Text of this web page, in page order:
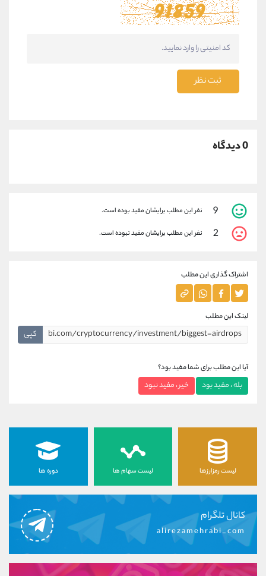
ثبت نظر
0 دیدگاه
9 نفر این مطلب برایشان مفید بوده است.
2 نفر این مطلب برایشان مفید نبوده است.
اشتراک گذاری این مطلب
لینک این مطلب
کپی
آیا این مطلب برای شما مفید بود؟
بله ، مفید بود خیر ، مفید نبود
لیست رمزارزها لیست سهام ها دوره ها
کانال تلگرام
alirezamehrabi_com